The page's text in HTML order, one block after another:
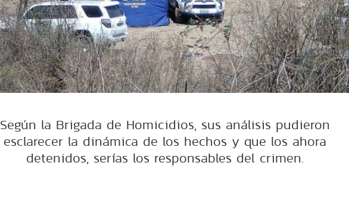
Según la Brigada de Homicidios, sus análisis pudieron
esclarecer la dinámica de los hechos y que los ahora
detenidos, serías los responsables del crimen.